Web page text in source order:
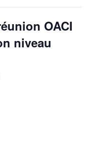
OACI
niveau